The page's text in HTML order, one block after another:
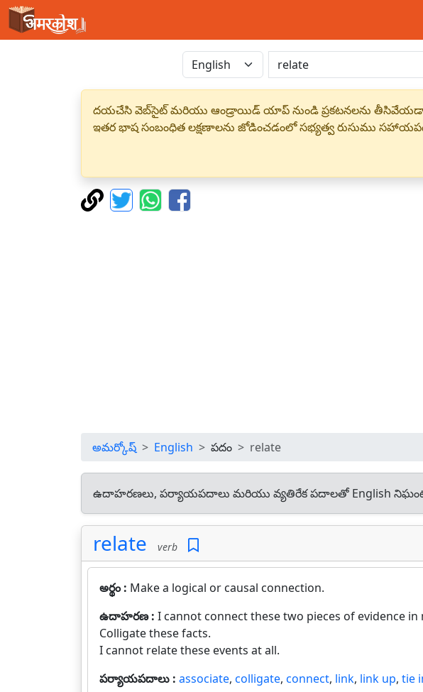
దయచేసి వెబ్‌సైట్ మరియు ఆండ్రాయిడ్ యాప్ నుండి ప్రకటనలను
ఇతర భాష సంబంధిత లక్షణాలను జోడించడంలో సభ్యత్వ రుసుము
అమర్కోష్ English పదం relate
ఉదాహరణలు, పర్యాయపదాలు మరియు వ్యతిరేక పదాలతో English
relate verb
అర్థం : Make a logical or causal connection.
ఉదాహరణ : I cannot connect these two pieces of evidence in
Colligate these facts.
I cannot relate these events at all.
పర్యాయపదాలు : associate, colligate, connect, link, link up, tie